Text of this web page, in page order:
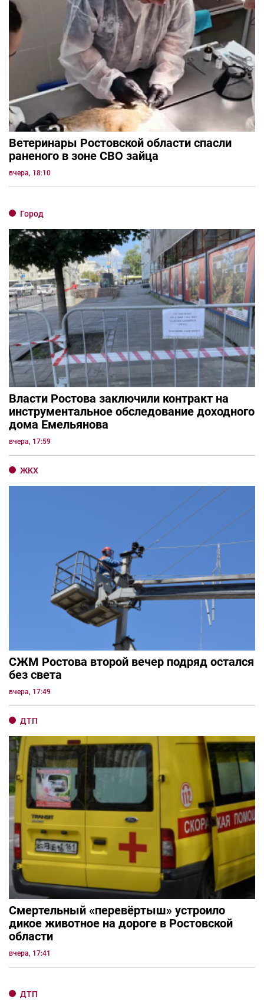
Ветеринары Ростовской области спасли
раненого в зоне СВО зайца
вчера, 18:10
Город
Власти Ростова заключили контракт на
инструментальное обследование доходного
дома Емельянова
вчера, 17:59
ЖКХ
СЖМ Ростова второй вечер подряд остался
без света
вчера, 17:49
ДТП
Смертельный «перевёртыш» устроило
дикое животное на дороге в Ростовской
области
вчера, 17:41
ДТП